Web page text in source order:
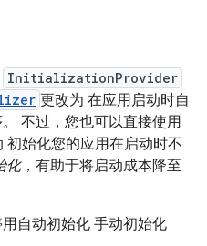
InitializationProvider
更改为 在应用启动时自
不过，您也可以直接使用
初始化您的应用在启动时不
化，有助于将启动成本降至
自动初始化 手动初始化